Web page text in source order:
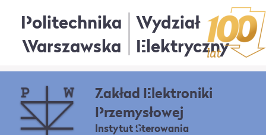
Politechnika
Warszawska
Wydział
Elektryczny
Zakład Elektroniki
Przemysłowej
Instytut Sterowania